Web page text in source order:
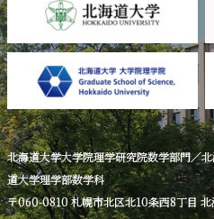
北海道大学大学院理学研究院数学部門／
道大学理学部数学科
〒060-0810 札幌市北区北10条西8丁目